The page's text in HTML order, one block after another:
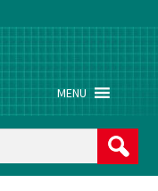
MENU